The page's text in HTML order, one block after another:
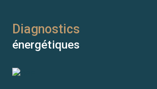
exposé sont disponibles sur le site
Chauffage central : chaudière (fioul)
1 garage(s)
Diagnostics
énergétiques